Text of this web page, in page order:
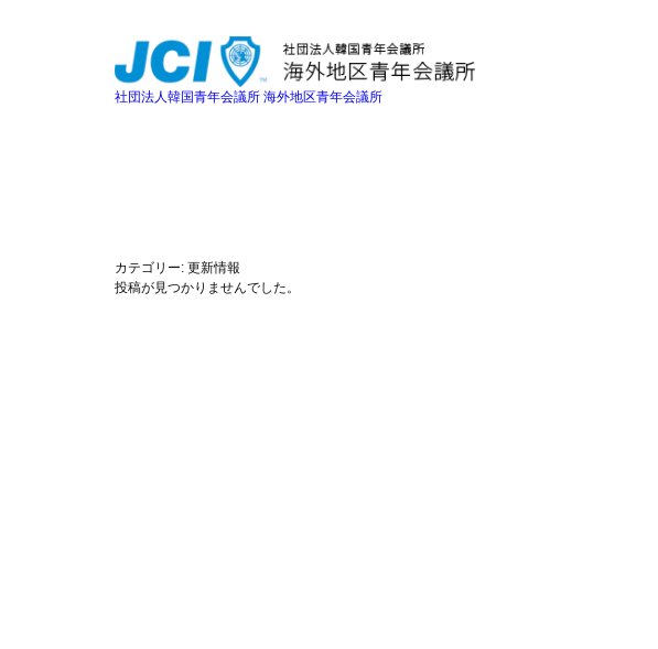
社団法人韓国青年会議所 海外地区青年会議所
カテゴリー: 更新情報
投稿が見つかりませんでした。